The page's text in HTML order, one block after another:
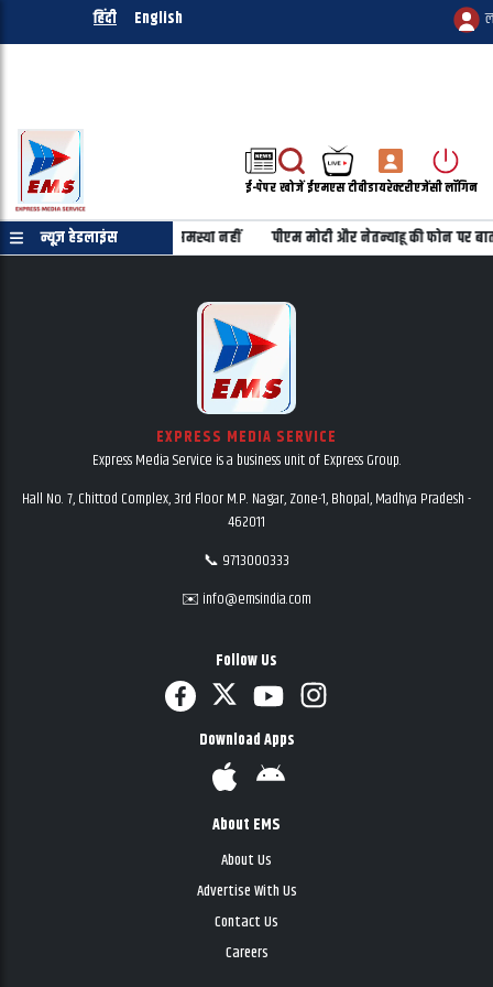
हिंदी English
ई-पेपरखोजेंईएमएस टीवीडायरेक्टरीएजेंसी लॉगिन
न्यूज़ हेडलाइंस
शिक्षा शिक्षकों के वेतन में कोई समस्या नहीं पीएम मोदी और नेतन्याहू की फोन पर
EXPRESS MEDIA SERVICE
Express Media Service is a business unit of Express Group.
Hall No. 7, Chittod Complex, 3rd Floor M.P. Nagar, Zone-1, Bhopal, Madhya Pradesh -
462011
📞 9713000333
✉️ info@emsindia.com
Follow Us
Download Apps
About EMS
About Us
Advertise With Us
Contact Us
Careers